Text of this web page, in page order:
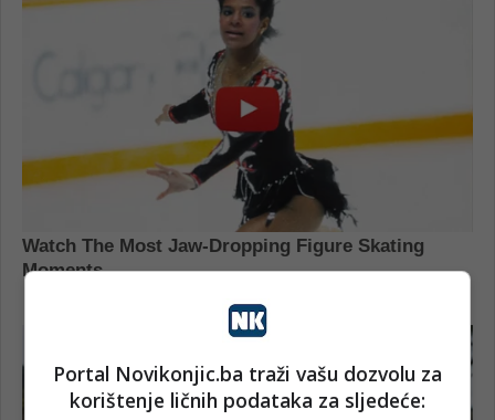
Portal Novikonjic.ba traži vašu dozvolu za
korištenje ličnih podataka za sljedeće: